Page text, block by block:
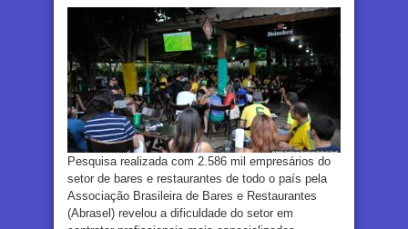
Pesquisa realizada com 2.586 mil empresários do
setor de bares e restaurantes de todo o país pela
Associação Brasileira de Bares e Restaurantes
(Abrasel) revelou a dificuldade do setor em